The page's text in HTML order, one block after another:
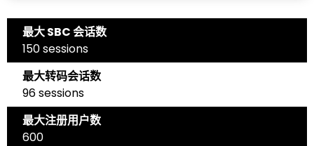
最大 SBC 会话数
150 sessions
最大转码会话数
96 sessions
最大注册用户数
600